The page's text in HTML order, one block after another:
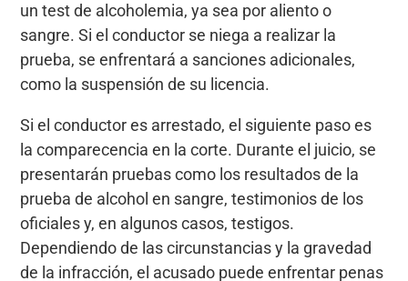
un test de alcoholemia, ya sea por aliento o
sangre. Si el conductor se niega a realizar la
prueba, se enfrentará a sanciones adicionales,
como la suspensión de su licencia.
Si el conductor es arrestado, el siguiente paso es
la comparecencia en la corte. Durante el juicio, se
presentarán pruebas como los resultados de la
prueba de alcohol en sangre, testimonios de los
oficiales y, en algunos casos, testigos.
Dependiendo de las circunstancias y la gravedad
de la infracción, el acusado puede enfrentar penas